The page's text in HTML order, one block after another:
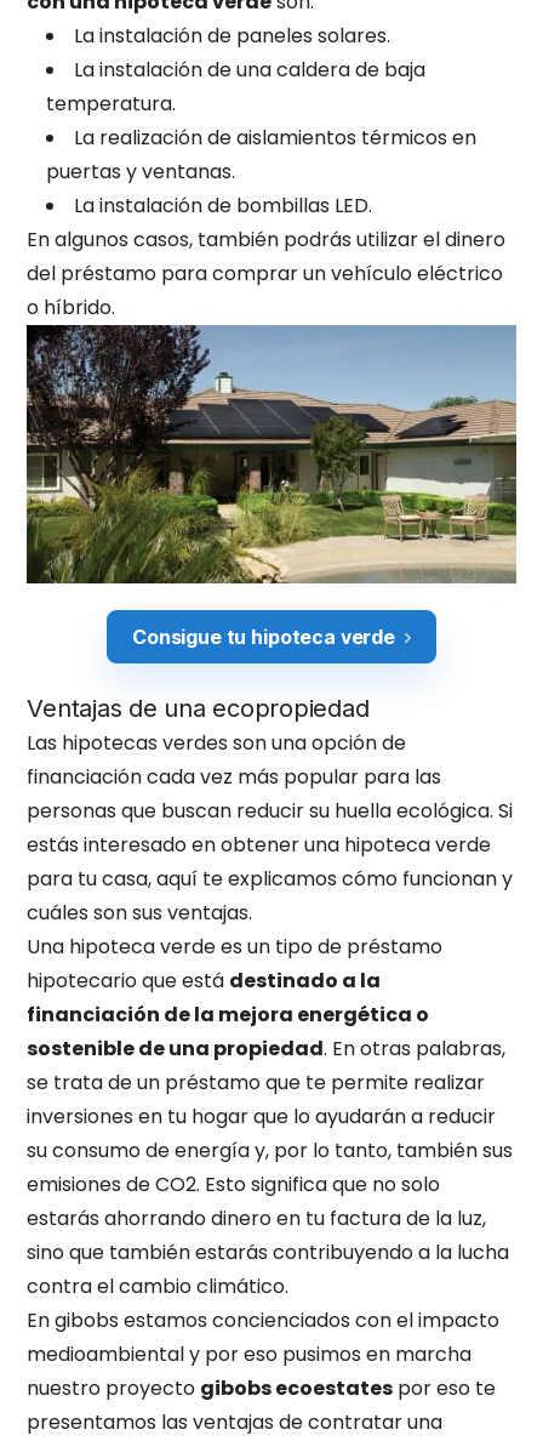
La instalación de paneles solares.
La instalación de una caldera de baja
temperatura.
La realización de aislamientos térmicos en
puertas y ventanas.
La instalación de bombillas LED.
En algunos casos, también podrás utilizar el dinero
del préstamo para comprar un vehículo eléctrico
o híbrido.
Consigue tu hipoteca verde
Ventajas de una ecopropiedad
Las hipotecas verdes son una opción de
financiación cada vez más popular para las
personas que buscan reducir su huella ecológica. Si
estás interesado en obtener una hipoteca verde
para tu casa, aquí te explicamos cómo funcionan y
cuáles son sus ventajas.
Una hipoteca verde es un tipo de préstamo
hipotecario que está destinado a la
financiación de la mejora energética o
sostenible de una propiedad. En otras palabras,
se trata de un préstamo que te permite realizar
inversiones en tu hogar que lo ayudarán a reducir
su consumo de energía y, por lo tanto, también sus
emisiones de CO2. Esto significa que no solo
estarás ahorrando dinero en tu factura de la luz,
sino que también estarás contribuyendo a la lucha
contra el cambio climático.
En gibobs estamos concienciados con el impacto
medioambiental y por eso pusimos en marcha
nuestro proyecto gibobs ecoestates por eso te
presentamos las ventajas de contratar una